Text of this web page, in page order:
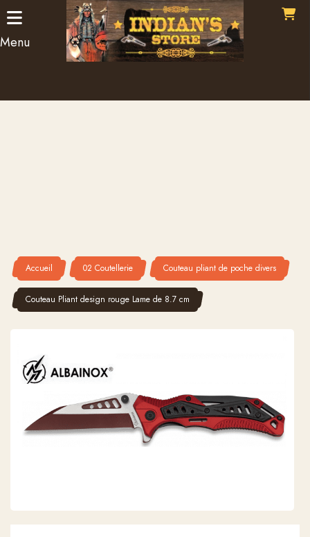
Menu
Accueil 02 Coutellerie Couteau pliant de poche divers
Couteau Pliant design rouge Lame de 8.7 cm
Panneau de gestion des cookies